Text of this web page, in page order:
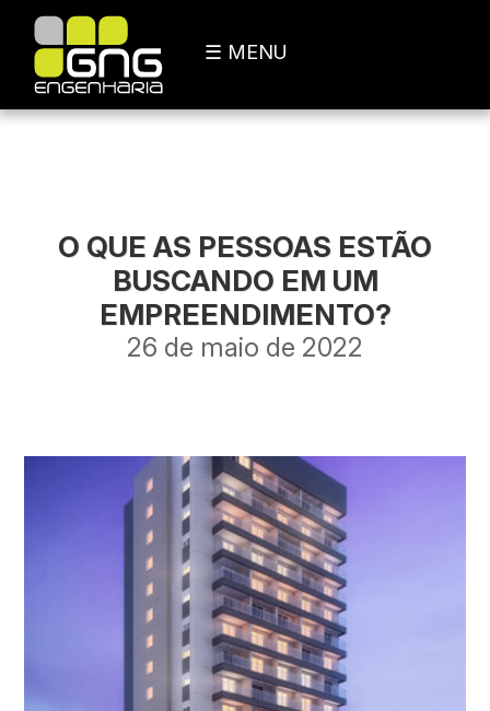
☰ MENU
O QUE AS PESSOAS ESTÃO
BUSCANDO EM UM
EMPREENDIMENTO?
26 de maio de 2022